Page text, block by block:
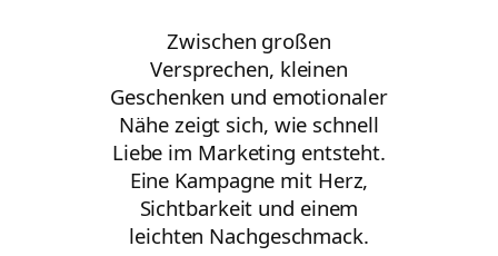
Zwischen großen
Versprechen, kleinen
Geschenken und emotionaler
Nähe zeigt sich, wie schnell
Liebe im Marketing entsteht.
Eine Kampagne mit Herz,
Sichtbarkeit und einem
leichten Nachgeschmack.